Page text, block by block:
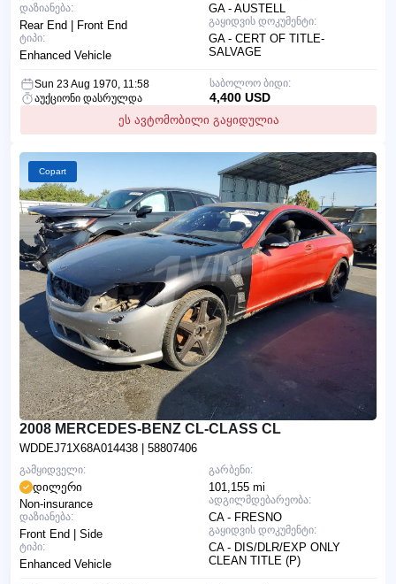
GA - AUSTELL
გაყიდვის დოკუმენტი:
GA - CERT OF TITLE-
SALVAGE
დაზიანება:
Rear End | Front End
ტიპი:
Enhanced Vehicle
Sun 23 Aug 1970, 11:58
აუქციონი დასრულდა
ეს ავტომობილი გაყიდულია
საბოლოო ბიდი:
4,400 USD
Copart
2008 MERCEDES-BENZ CL-CLASS CL
WDDEJ71X68A014438 | 58807406
გარბენი:
101,155 mi
ადგილმდებარეობა:
CA - FRESNO
გაყიდვის დოკუმენტი:
CA - DIS/DLR/EXP ONLY
CLEAN TITLE (P)
გამყიდველი:
დილერი
Non-insurance
დაზიანება:
Front End | Side
ტიპი:
Enhanced Vehicle